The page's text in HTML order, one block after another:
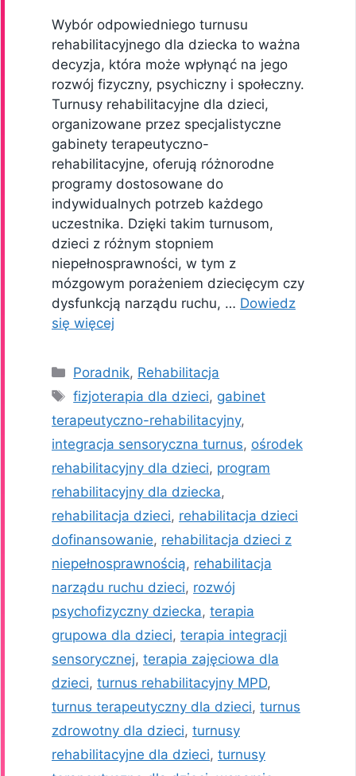
Wybór odpowiedniego turnusu
rehabilitacyjnego dla dziecka to ważna
decyzja, która może wpłynąć na jego
rozwój fizyczny, psychiczny i społeczny.
Turnusy rehabilitacyjne dla dzieci,
organizowane przez specjalistyczne
gabinety terapeutyczno-
rehabilitacyjne, oferują różnorodne
programy dostosowane do
indywidualnych potrzeb każdego
uczestnika. Dzięki takim turnusom,
dzieci z różnym stopniem
niepełnosprawności, w tym z
mózgowym porażeniem dziecięcym czy
dysfunkcją narządu ruchu, … Dowiedz
się więcej
Kategorie
Poradnik, Rehabilitacja
Tagi
fizjoterapia dla dzieci, gabinet
terapeutyczno-rehabilitacyjny,
integracja sensoryczna turnus, ośrodek
rehabilitacyjny dla dzieci, program
rehabilitacyjny dla dziecka,
rehabilitacja dzieci, rehabilitacja dzieci
dofinansowanie, rehabilitacja dzieci z
niepełnosprawnością, rehabilitacja
narządu ruchu dzieci, rozwój
psychofizyczny dziecka, terapia
grupowa dla dzieci, terapia integracji
sensorycznej, terapia zajęciowa dla
dzieci, turnus rehabilitacyjny MPD,
turnus terapeutyczny dla dzieci, turnus
zdrowotny dla dzieci, turnusy
rehabilitacyjne dla dzieci, turnusy